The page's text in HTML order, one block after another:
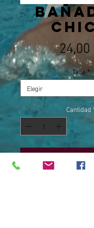
Talla*
Cantidad
Agregar al